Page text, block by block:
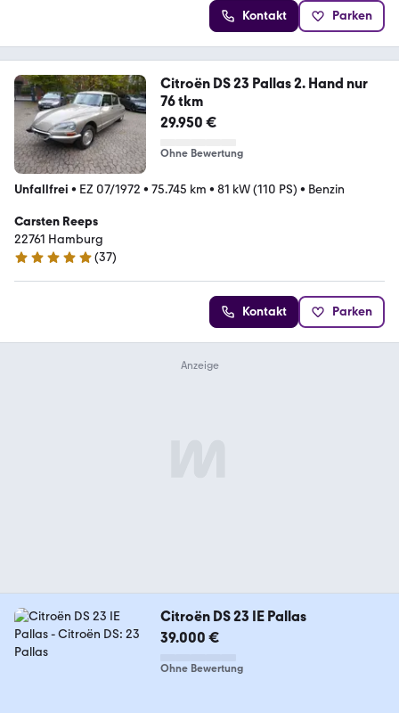
Kontakt Parken
Citroën DS 23 Pallas 2. Hand nur
76 tkm
29.950 €
Ohne Bewertung
Unfallfrei • EZ 07/1972 • 75.745 km • 81 kW (110 PS) • Benzin
Carsten Reeps
22761 Hamburg
5 Sterne
(37)
Kontakt Parken
Citroën DS 23 IE Pallas
39.000 €
Ohne Bewertung